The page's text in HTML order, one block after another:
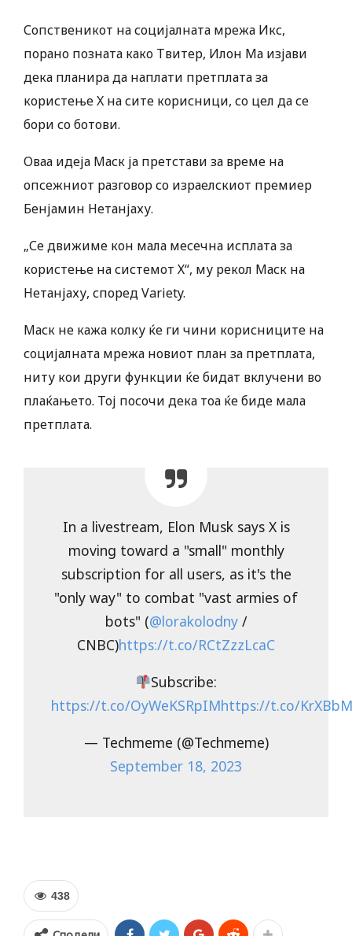
Сопственикот на социјалната мрежа Икс,
порано позната како Твитер, Илон Ма изјави
дека планира да наплати претплата за
користење X на сите корисници, со цел да се
бори со ботови.
Оваа идеја Маск ја претстави за време на
опсежниот разговор со израелскиот премиер
Бенјамин Нетанјаху.
„Се движиме кон мала месечна исплата за
користење на системот Х“, му рекол Маск на
Нетанјаху, според Variety.
Маск не кажа колку ќе ги чини корисниците на
социјалната мрежа новиот план за претплата,
ниту кои други функции ќе бидат вклучени во
плаќањето. Тој посочи дека тоа ќе биде мала
претплата.
In a livestream, Elon Musk says X is
moving toward a "small" monthly
subscription for all users, as it's the
"only way" to combat "vast armies of
bots" (@lorakolodny/
CNBC)https://t.co/RCtZzzLcaC
Subscribe:
https://t.co/OyWeKSRpIMhttps://t.co/
— Techmeme (@Techmeme)
September 18, 2023
438